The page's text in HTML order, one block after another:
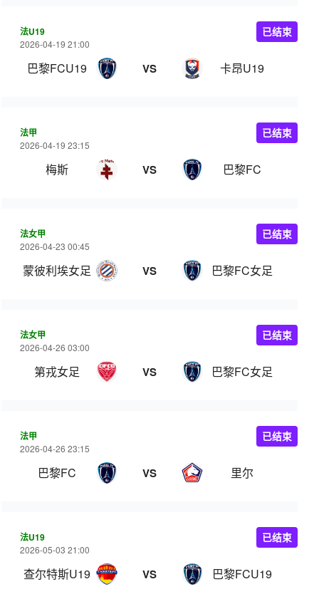
法U19
2026-04-19 21:00
巴黎FCU19 VS 卡昂U19
已结束
法甲
2026-04-19 23:15
梅斯 VS 巴黎FC
已结束
法女甲
2026-04-23 00:45
蒙彼利埃女足 VS 巴黎FC女足
已结束
法女甲
2026-04-26 03:00
第戎女足 VS 巴黎FC女足
已结束
法甲
2026-04-26 23:15
巴黎FC VS 里尔
已结束
法U19
2026-05-03 21:00
查尔特斯U19 VS 巴黎FCU19
已结束